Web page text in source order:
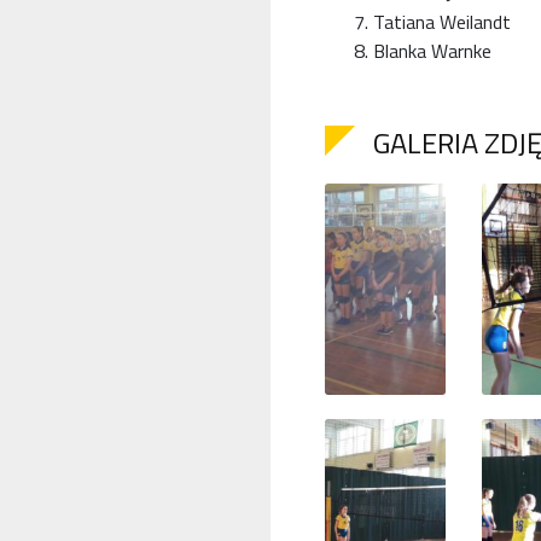
Tatiana Weilandt
Blanka Warnke
GALERIA